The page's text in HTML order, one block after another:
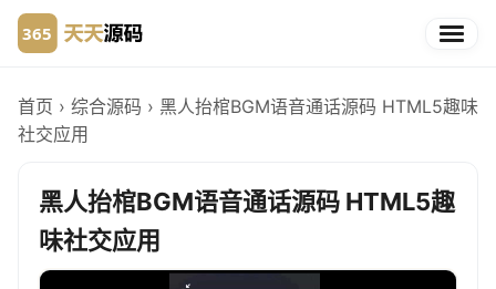
首页 › 综合源码 › 黑人抬棺BGM语音通话源码 HTML5趣味
社交应用
黑人抬棺BGM语音通话源码 HTML5趣
味社交应用